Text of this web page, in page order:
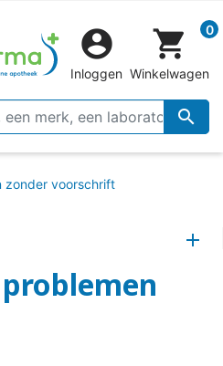


Inloggen
shopping_cart 0
Winkelwagen
zonder voorschrift